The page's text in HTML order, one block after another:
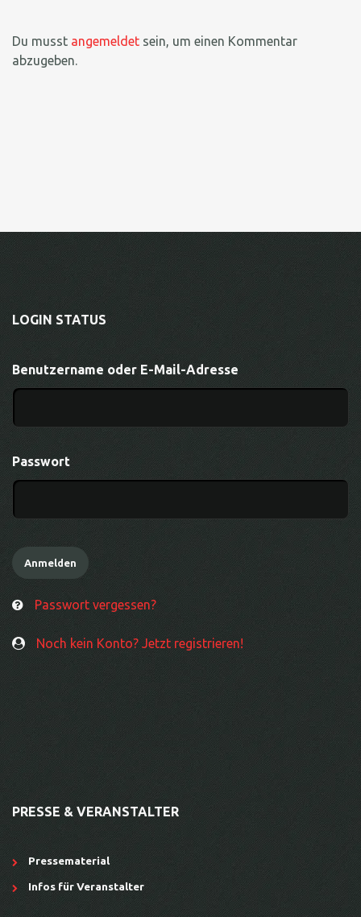
Du musst angemeldet sein, um einen Kommentar
abzugeben.
LOGIN STATUS
Benutzername oder E-Mail-Adresse
Passwort
Passwort vergessen?
Noch kein Konto? Jetzt registrieren!
PRESSE & VERANSTALTER
Pressematerial
Infos für Veranstalter